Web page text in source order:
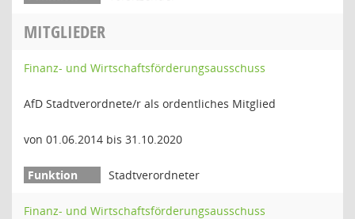
MITGLIEDER
Finanz- und Wirtschaftsförderungsausschuss
AfD Stadtverordnete/r als ordentliches Mitglied
von 01.06.2014 bis 31.10.2020
Stadtverordneter
Finanz- und Wirtschaftsförderungsausschuss